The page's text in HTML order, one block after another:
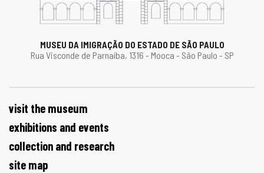
MUSEU DA IMIGRAÇÃO DO ESTADO DE SÃO PAULO
Rua Visconde de Parnaíba, 1316 - Mooca - São Paulo - SP
visit the museum
exhibitions and events
collection and research
site map